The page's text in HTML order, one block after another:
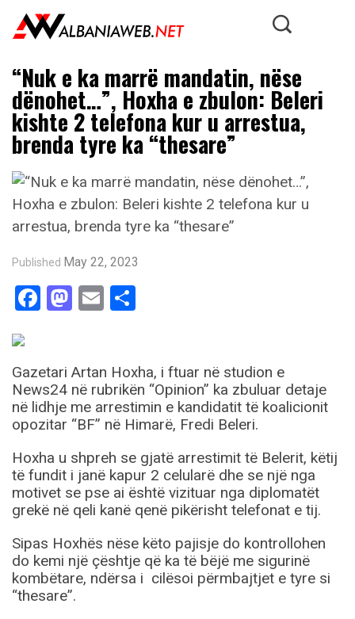
“Nuk e ka marrë mandatin, nëse
dënohet…”, Hoxha e zbulon: Beleri
kishte 2 telefona kur u arrestua,
brenda tyre ka “thesare”
Published May 22, 2023
Facebook
Mastodon
Email
Gazetari Artan Hoxha, i ftuar në studion e
News24 në rubrikën “Opinion” ka zbuluar detaje
në lidhje me arrestimin e kandidatit të koalicionit
opozitar “BF” në Himarë, Fredi Beleri.
Hoxha u shpreh se gjatë arrestimit të Belerit, këtij
të fundit i janë kapur 2 celularë dhe se një nga
motivet se pse ai është vizituar nga diplomatët
grekë në qeli kanë qenë pikërisht telefonat e tij.
Sipas Hoxhës nëse këto pajisje do kontrollohen
do kemi një çështje që ka të bëjë me sigurinë
kombëtare, ndërsa i cilësoi përmbajtjet e tyre si
“thesare”.